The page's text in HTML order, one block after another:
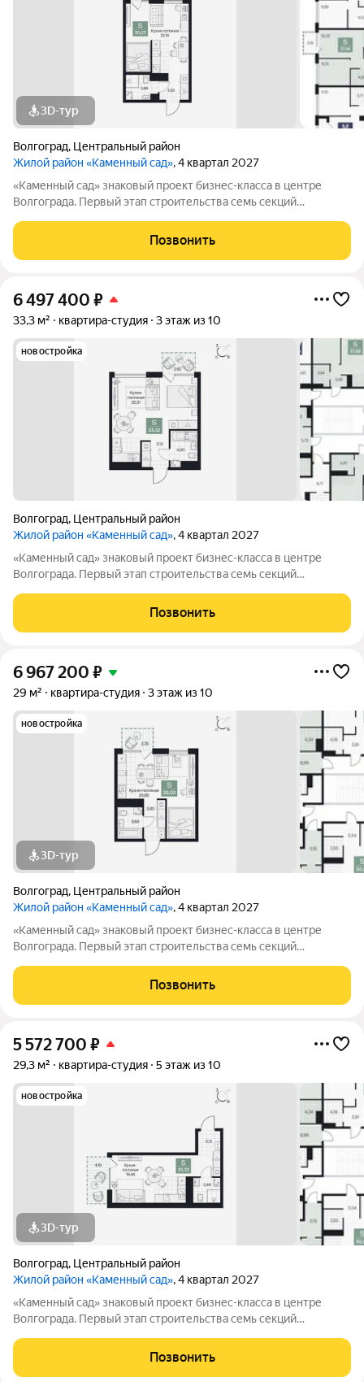
3D-тур
Волгоград, Центральный район
Жилой район «Каменный сад», 4 квартал 2027
«Каменный сад» знаковый проект бизнес-класса в центре
Волгограда. Первый этап строительства семь секций
внутренний приватный двор, свободный от машин. С верхних
этажей открываются панорамные
Позвонить
6 497 400 ₽
33,3 м² квартира-студия 3 этаж из 10
новостройка
Волгоград, Центральный район
Жилой район «Каменный сад», 4 квартал 2027
«Каменный сад» знаковый проект бизнес-класса в центре
Волгограда. Первый этап строительства семь секций
внутренний приватный двор, свободный от машин. С верхних
этажей открываются панорамные
Позвонить
6 967 200 ₽
29 м² квартира-студия 3 этаж из 10
новостройка
3D-тур
Волгоград, Центральный район
Жилой район «Каменный сад», 4 квартал 2027
«Каменный сад» знаковый проект бизнес-класса в центре
Волгограда. Первый этап строительства семь секций
внутренний приватный двор, свободный от машин. С верхних
этажей открываются панорамные
Позвонить
5 572 700 ₽
29,3 м² квартира-студия 5 этаж из 10
новостройка
3D-тур
Волгоград, Центральный район
Жилой район «Каменный сад», 4 квартал 2027
«Каменный сад» знаковый проект бизнес-класса в центре
Волгограда. Первый этап строительства семь секций
внутренний приватный двор, свободный от машин. С верхних
этажей открываются панорамные
Позвонить